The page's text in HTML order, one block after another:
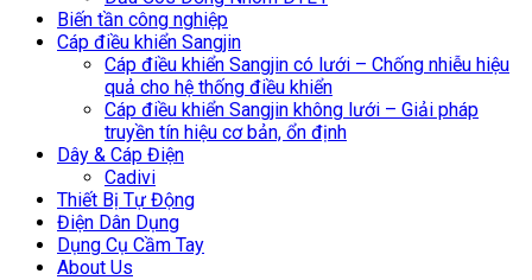
Biến tần công nghiệp
Cáp điều khiển Sangjin
Cáp điều khiển Sangjin có lưới – Chống nhiễu hiệu
quả cho hệ thống điều khiển
Cáp điều khiển Sangjin không lưới – Giải pháp
truyền tín hiệu cơ bản, ổn định
Dây & Cáp Điện
Cadivi
Thiết Bị Tự Động
Điện Dân Dụng
Dụng Cụ Cầm Tay
About Us